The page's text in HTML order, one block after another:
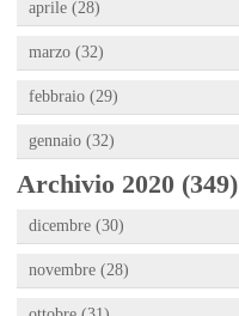
aprile (28)
marzo (32)
febbraio (29)
gennaio (32)
Archivio 2020 (349)
dicembre (30)
novembre (28)